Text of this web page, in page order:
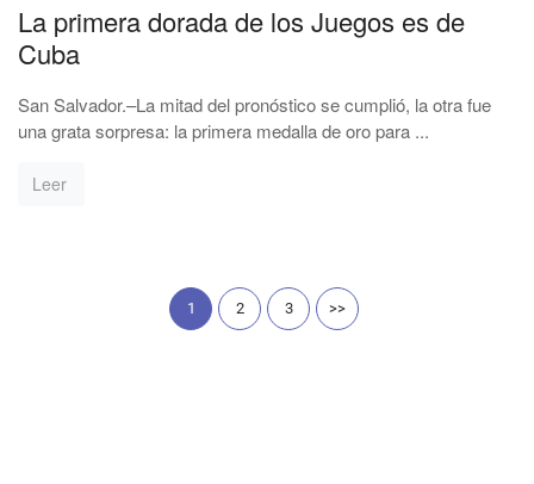
La primera dorada de los Juegos es de
Cuba
San Salvador.–La mitad del pronóstico se cumplió, la otra fue
una grata sorpresa: la primera medalla de oro para ...
Leer
1 2 3 >>